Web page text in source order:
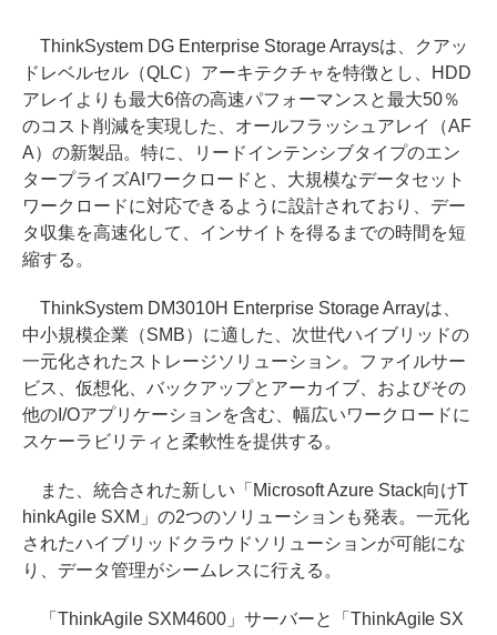
ThinkSystem DG Enterprise Storage Arraysは、クアッ
ドレベルセル（QLC）アーキテクチャを特徴とし、HDD
アレイよりも最大6倍の高速パフォーマンスと最大50％
のコスト削減を実現した、オールフラッシュアレイ（AF
A）の新製品。特に、リードインテンシブタイプのエン
タープライズAIワークロードと、大規模なデータセット
ワークロードに対応できるように設計されており、デー
タ収集を高速化して、インサイトを得るまでの時間を短
縮する。
ThinkSystem DM3010H Enterprise Storage Arrayは、
中小規模企業（SMB）に適した、次世代ハイブリッドの
一元化されたストレージソリューション。ファイルサー
ビス、仮想化、バックアップとアーカイブ、およびその
他のI/Oアプリケーションを含む、幅広いワークロードに
スケーラビリティと柔軟性を提供する。
また、統合された新しい「Microsoft Azure Stack向けT
hinkAgile SXM」の2つのソリューションも発表。一元化
されたハイブリッドクラウドソリューションが可能にな
り、データ管理がシームレスに行える。
「ThinkAgile SXM4600」サーバーと「ThinkAgile SX